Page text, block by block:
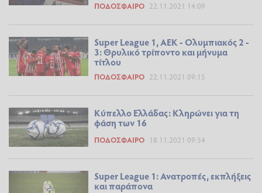
ΠΟΔΌΣΦΑΙΡΟ 22.11.2021 14:09
Super League 1, ΑΕΚ - Ολυμπιακός 2 -
3: Θρυλικό τρίποντο και μήνυμα
τίτλου
ΠΟΔΌΣΦΑΙΡΟ 22.11.2021 09:15
Κύπελλο Ελλάδας: Κληρώνει για τη
φάση των 16
ΠΟΔΌΣΦΑΙΡΟ 18.11.2021 09:54
Super League 1: Ανατροπές, εκπλήξεις
και παράπονα